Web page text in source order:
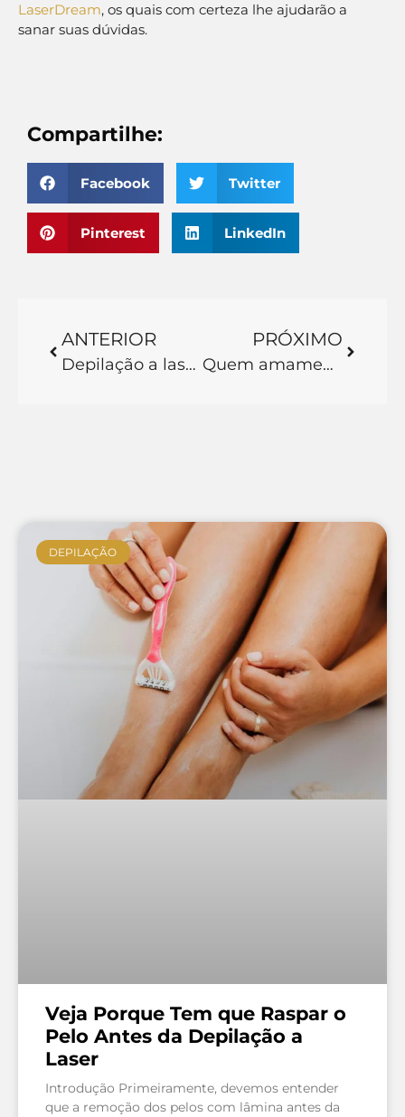
LaserDream, os quais com certeza lhe ajudarão a
sanar suas dúvidas.
Compartilhe:
Facebook Twitter
Pinterest LinkedIn
ANTERIOR
Depilação a laser escurece a pele: Tudo que você precisa saber sobre este método de depilação!
PRÓXIMO
Quem amamenta pode fazer depilação a laser: Tudo que você precisa saber para compreender tal ponto!
DEPILAÇÃO
Veja Porque Tem que Raspar o
Pelo Antes da Depilação a
Laser
Introdução Primeiramente, devemos entender
que a remoção dos pelos com lâmina antes da